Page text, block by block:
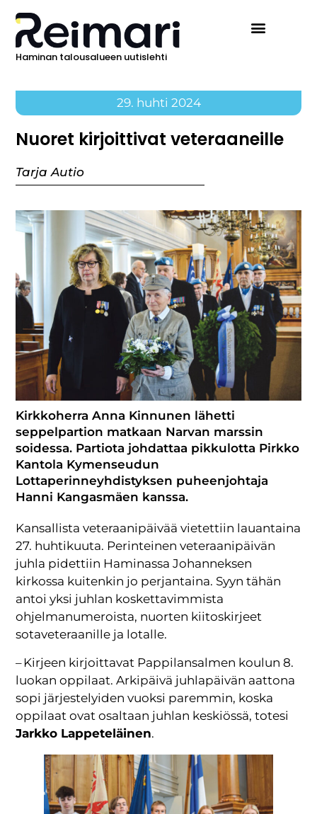
Haminan talousalueen uutislehti
29. huhti 2024
Nuoret kirjoittivat veteraaneille
Tarja Autio
Kirkkoherra Anna Kinnunen lähetti
seppelpartion matkaan Narvan marssin
soidessa. Partiota johdattaa pikkulotta Pirkko
Kantola Kymenseudun
Lottaperinneyhdistyksen puheenjohtaja
Hanni Kangasmäen kanssa.
Kansallista veteraanipäivää vietettiin lauantaina
27. huhtikuuta. Perinteinen veteraanipäivän
juhla pidettiin Haminassa Johanneksen
kirkossa kuitenkin jo perjantaina. Syyn tähän
antoi yksi juhlan koskettavimmista
ohjelmanumeroista, nuorten kiitoskirjeet
sotaveteraanille ja lotalle.
– Kirjeen kirjoittavat Pappilansalmen koulun 8.
luokan oppilaat. Arkipäivä juhlapäivän aattona
sopi järjestelyiden vuoksi paremmin, koska
oppilaat ovat osaltaan juhlan keskiössä, totesi
Jarkko Lappeteläinen.